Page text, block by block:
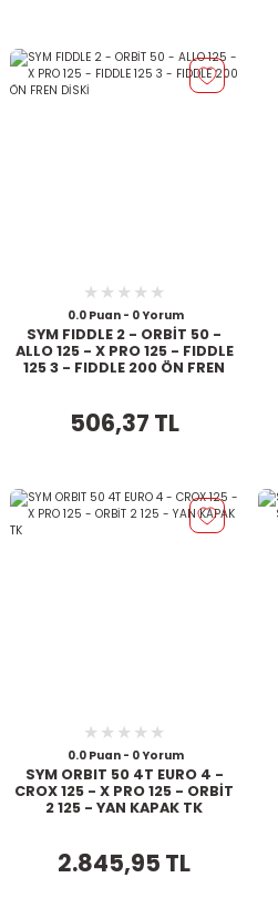
0.0 Puan - 0 Yorum
SYM FIDDLE 2 - ORBİT 50 -
ALLO 125 - X PRO 125 - FIDDLE
125 3 - FIDDLE 200 ÖN FREN
506,37 TL
0.0 Puan - 0 Yorum
SYM ORBIT 50 4T EURO 4 -
CROX 125 - X PRO 125 - ORBİT
2 125 - YAN KAPAK TK
2.845,95 TL